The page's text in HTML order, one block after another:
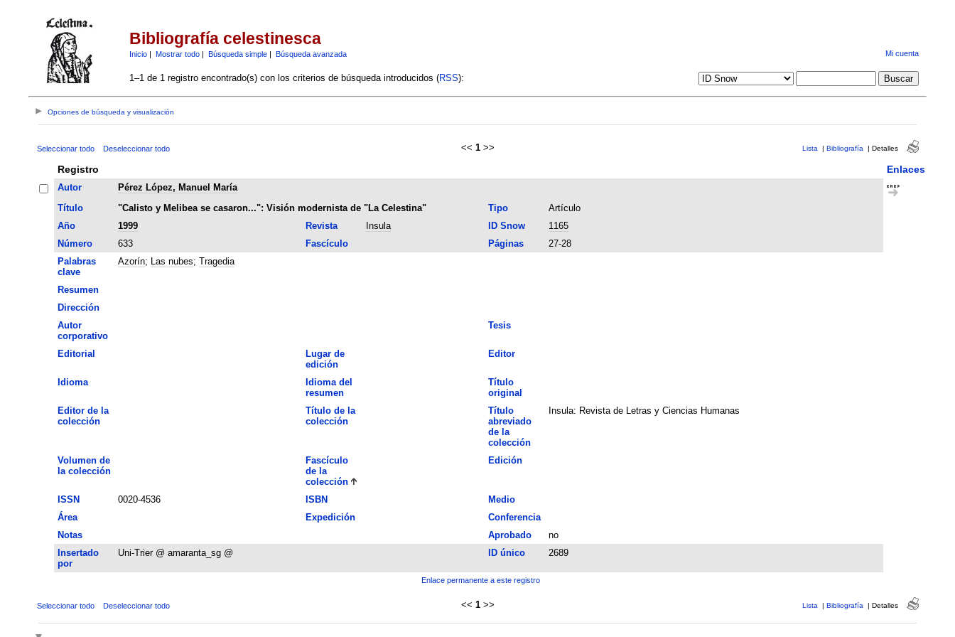
Bibliografía celestinesca
Inicio| Mostrar todo| Búsqueda simple| Búsqueda avanzada Mi cuenta
1–1 de 1 registro encontrado(s) con los criterios de búsqueda introducidos (RSS):
Opciones de búsqueda y visualización
Seleccionar todo Deseleccionar todo << 1 >> Lista | Bibliografía | Detalles
Registro Enlaces
Autor
Pérez López, Manuel María
Título
"Calisto y Melibea se casaron...": Visión modernista de "La Celestina" Tipo
Artículo
Año
1999 Revista Insula ID Snow
1165
Número
633 Fascículo Páginas
27-28
Palabras
clave
Azorín; Las nubes; Tragedia
Resumen
Dirección
Autor
corporativo
Tesis
Editorial
Lugar de
edición
Editor
Idioma
Idioma del
resumen
Título
original
Editor de la
colección
Título de la
colección
Título
abreviado
de la
colección
Insula: Revista de Letras y Ciencias Humanas
Volumen de
la colección
Fascículo
de la
colección
Edición
ISSN 0020-4536 ISBN
Medio
Área
Expedición
Conferencia
Notas
Aprobado
no
Insertado
por
Uni-Trier @ amaranta_sg @ ID único 2689
Enlace permanente a este registro
Seleccionar todo Deseleccionar todo << 1 >> Lista | Bibliografía | Detalles